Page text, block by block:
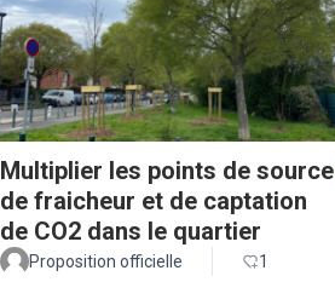
Multiplier les points de source
de fraicheur et de captation
de CO2 dans le quartier
Proposition officielle 1